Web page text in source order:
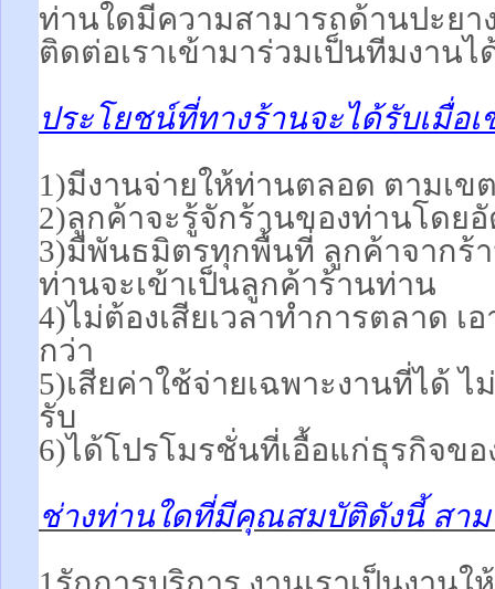
ท่านใดมีความสามารถด้านปะย
ติดต่อเราเข้ามาร่วมเป็นทีมงานไ
ประโยชน์ที่ทางร้านจะได้รับเมื่อเ
1)มีงานจ่ายให้ท่านตลอด ตามเ
2)ลูกค้าจะรู้จักร้านของท่านโดย
3)มีพันธมิตรทุกพื้นที่ ลูกค้าจากร้
ท่านจะเข้าเป็นลูกค้าร้านท่าน
4)ไม่ต้องเสียเวลาทำการตลาด เ
กว่า
5)เสียค่าใช้จ่ายเฉพาะงานที่ได้
รับ
6)ได้โปรโมรชั่นที่เอื้อแก่ธุรกิจข
ช่างท่านใดที่มีคุณสมบัติดังนี้ สาม